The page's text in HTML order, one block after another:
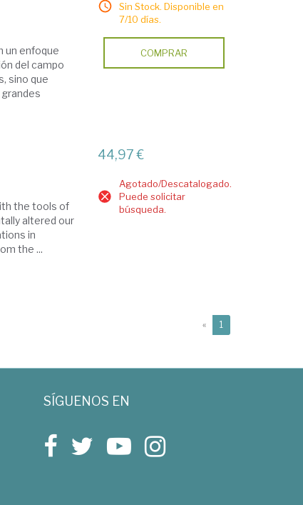
un enfoque
del campo
sino que
Sin Stock. Disponible en
7/10 días.
COMPRAR
the tools of
altered our
in
the ...
44,97 €
Agotado/Descatalogado.
Puede solicitar
búsqueda.
« 1
SÍGUENOS EN